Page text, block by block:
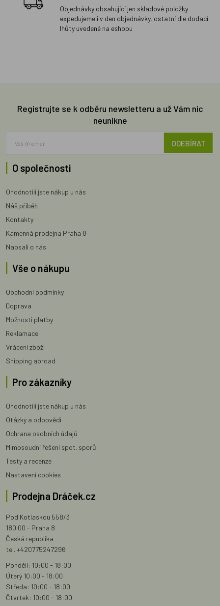
Objednávky obsahující jen skladové položky
expedujeme i v den objednávky, ostatní dle dodací
lhůty uvedené na eshopu
Registrujte se k odběru newsletteru a už Vám nic
neunikne
ODEBÍRAT
O společnosti
Ohodnotili jste nákup u nás
Náš příběh
Kontakty
Kamenná prodejna Praha 8
Napsali o nás
Vše o nákupu
Obchodní podmínky
Doprava
Možnosti platby
Reklamace
Vrácení zboží
Shipping abroad
Pro zákazníky
Ohodnotili jste nákup u nás
Otázky a odpovědi
Ochrana osobních údajů
Mimosoudní řešení spot. sporů
Testy a recenze
Nastavení cookies
Prodejna Dráček.cz
Pod Kotlaskou 558/3
180 00 - Praha 8
Česká republika
tel. +420775247296
Pondělí: 10:00 - 18:00
Úterý 10:00 - 18:00
Středa: 10:00 - 18:00
Čtvrtek: 10:00 - 18:00